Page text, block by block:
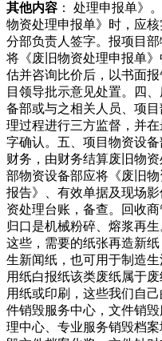
其他内容 ： 处理申报单》
物资处理申报单》时，应
分部负责人签字。报项目
将《废旧物资处理申报单
估并咨询比价后，以书面
目领导批示意见处置。四
备部或与之相关人员、项
理过程进行三方监督，并
字确认。五、项目物资设
财务，由财务结算废旧物
部物资设备部应将《废旧
报告》、有效单据及现场
资处理台账，备查。回收
归口是机械粉碎、熔浆再
这些，需要的纸张再造新
生新闻纸，也可用于制造
用纸白报纸该类废纸属于
用纸或印刷，这些我们自
件销毁服务中心，文件销
理中心、专业服务销毁档